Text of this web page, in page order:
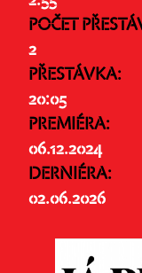
POČET
2
PŘESTÁVKA:
20:05
PREMIÉRA:
06.12.2024
DERNIÉRA:
02.06.2026